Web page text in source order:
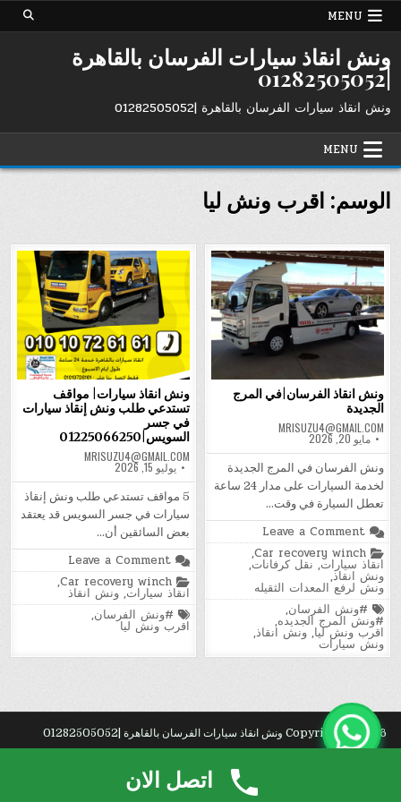
Skip
MENU
ونش انقاذ سيارات الفرسان بالقاهرة
|01282505052
ونش انقاذ سيارات الفرسان بالقاهرة |01282505052
MENU
الوسم: اقرب ونش ليا
ونش انقاذ سيارات| مواقف
تستدعي طلب ونش إنقاذ سيارات
في جسر
السويس|01225066250
MRISUZU4@GMAIL.COM
يوليو 15, 2026
5 مواقف تستدعي طلب ونش إنقاذ
سيارات في جسر السويس قد يعتقد
بعض السائقين أن…
Leave a Comment
ونش
انقاذ
سيارات|
مواقف
إنقاذ
Posted
in
Car recovery winch
,
انقاذ سيارات,ونش انقاذ
Tagged
#ونش الفرسان,
اقرب ونش ليا
ونش انقاذ الفرسان|في المرج
الجديدة
MRISUZU4@GMAIL.COM
مايو 20, 2026
ونش الفرسان في المرج الجديدة
لخدمة السيارات على مدار 24 ساعة
تعطل السيارة في وقت…
Leave a Comment
ونش
انقاذ
الفرسان|
المرج
الجديدة
Posted
in
Car recovery winch
,
انقاذ سيارات, نقل كرفانات,
ونش انقاذ,
ونش لرفع المعدات الثقيله
Tagged
#ونش الفرسان,
#ونش المرج الجديده,
اقرب ونش ليا,ونش انقاذ,
ونش سيارات
Copyright © 2026 ونش انقاذ سيارات الفرسان بالقاهرة |01282505052
اتصل الان رك?. شركة تركيب باركيهبجدة.